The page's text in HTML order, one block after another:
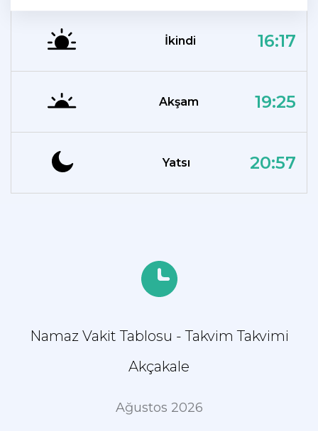
İkindi 16:17
Akşam 19:25
Yatsı 20:57
Namaz Vakit Tablosu - Takvim Takvimi
Akçakale
Ağustos 2026